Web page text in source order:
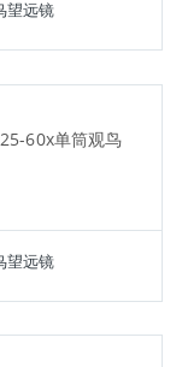
望远镜
望远镜